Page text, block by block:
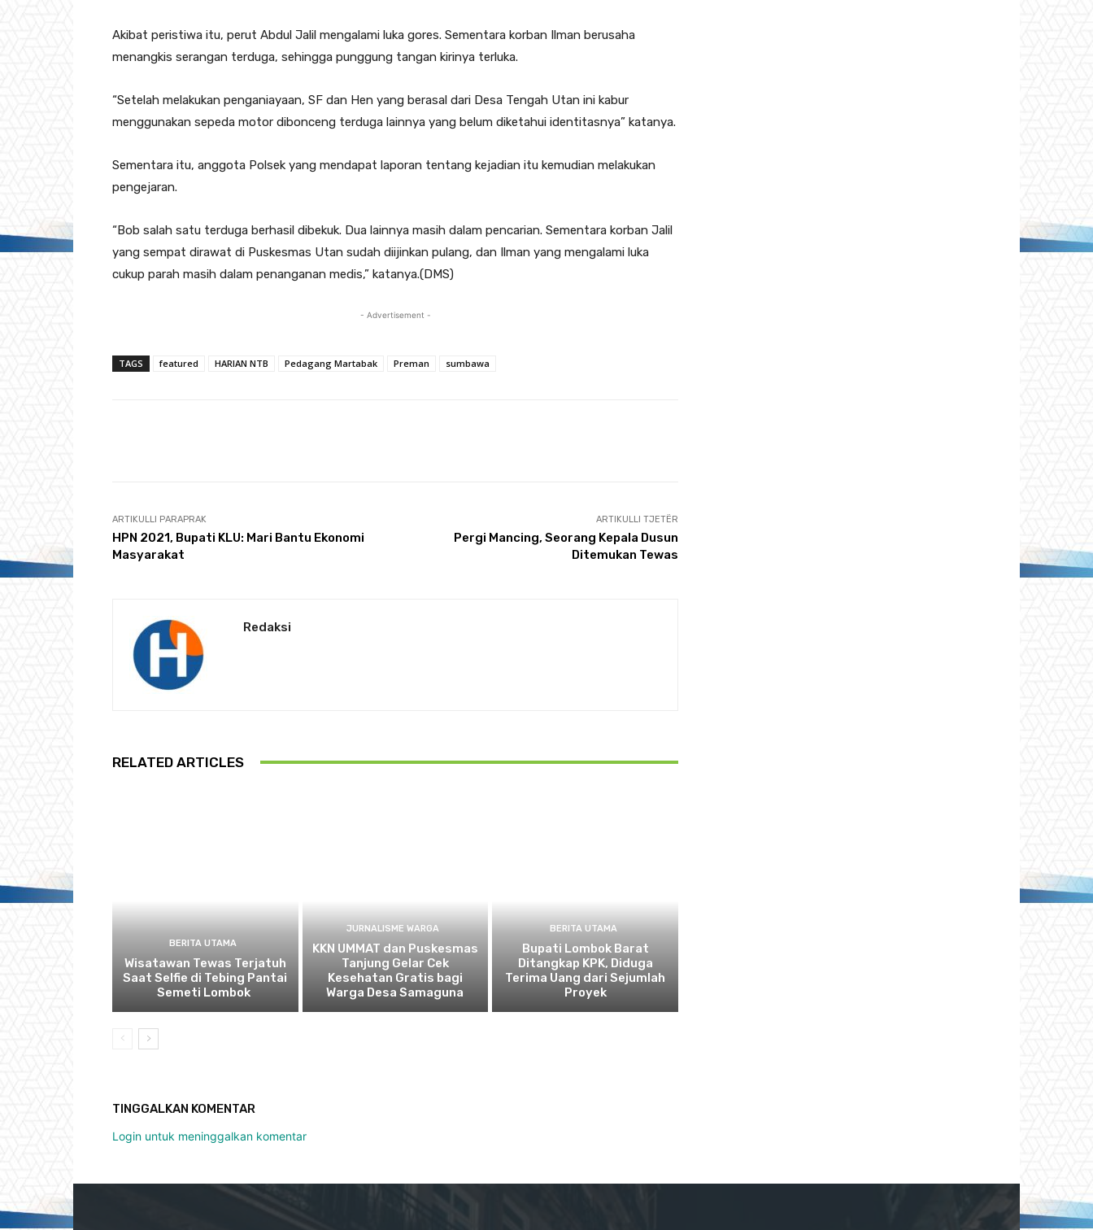
Akibat peristiwa itu, perut Abdul Jalil mengalami luka gores. Sementara korban Ilman berusaha
menangkis serangan terduga, sehingga punggung tangan kirinya terluka.
“Setelah melakukan penganiayaan, SF dan Hen yang berasal dari Desa Tengah Utan ini kabur
menggunakan sepeda motor dibonceng terduga lainnya yang belum diketahui identitasnya” katanya.
Sementara itu, anggota Polsek yang mendapat laporan tentang kejadian itu kemudian melakukan
pengejaran.
“Bob salah satu terduga berhasil dibekuk. Dua lainnya masih dalam pencarian. Sementara korban Jalil
yang sempat dirawat di Puskesmas Utan sudah diijinkan pulang, dan Ilman yang mengalami luka
cukup parah masih dalam penanganan medis,” katanya.(DMS)
- Advertisement -
TAGS featured HARIAN NTB Pedagang Martabak Preman sumbawa
ARTIKULLI PARAPRAK
HPN 2021, Bupati KLU: Mari Bantu Ekonomi
Masyarakat
ARTIKULLI TJETËR
Pergi Mancing, Seorang Kepala Dusun
Ditemukan Tewas
Redaksi
RELATED ARTICLES
BERITA UTAMA
Wisatawan Tewas Terjatuh
Saat Selfie di Tebing Pantai
Semeti Lombok
JURNALISME WARGA
KKN UMMAT dan Puskesmas
Tanjung Gelar Cek
Kesehatan Gratis bagi
Warga Desa Samaguna
BERITA UTAMA
Bupati Lombok Barat
Ditangkap KPK, Diduga
Terima Uang dari Sejumlah
Proyek
TINGGALKAN KOMENTAR
Login untuk meninggalkan komentar